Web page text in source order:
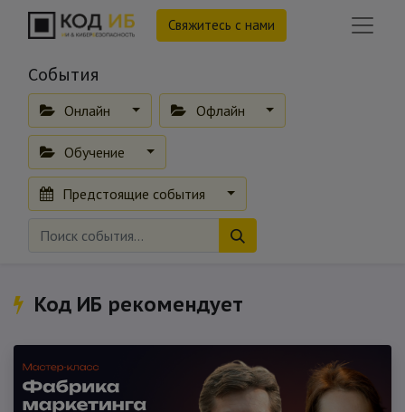
Свяжитесь с нами
События
Онлайн Офлайн
Обучение
Предстоящие события
Код ИБ рекомендует